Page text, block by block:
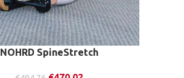
NOHRD SpineStretch